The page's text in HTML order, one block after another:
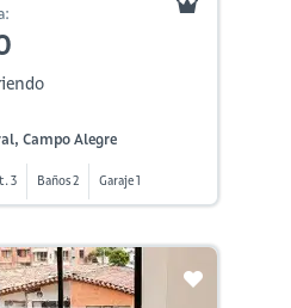
Campo Alegre
3 Baños 2 Garaje 1